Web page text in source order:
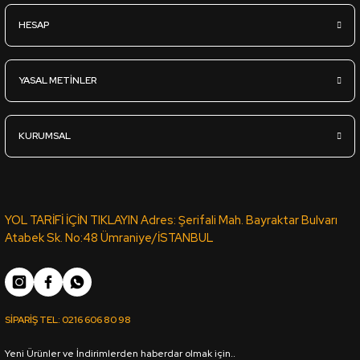
YT-98D VİZON LATTE KOTON VİZON PVC ROMA KENAR
1.839,36TL
HESAP
YASAL METİNLER
KURUMSAL
YOL TARİFİ İÇİN TIKLAYIN Adres: Şerifali Mah. Bayraktar Bulvarı
Atabek Sk. No:48 Ümraniye/İSTANBUL
SİPARİŞ TEL:0216 606 80 98
Yeni Ürünler ve İndirimlerden haberdar olmak için..